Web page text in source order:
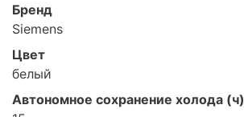
Бренд
Siemens
Цвет
белый
Автономное сохранение холода (ч)